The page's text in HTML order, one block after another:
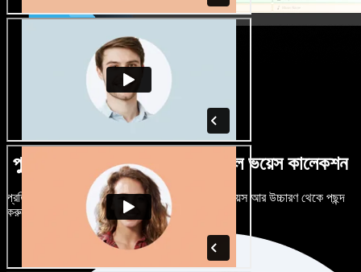
পুরুষ-নারী ভেদে নানান উচ্চারণে বিশাল ভয়েস কালেকশন
প্রতিটি প্রজেক্টকে আলাদা শোনাতে দিন। শত শত AI ভয়েস আর উচ্চারণ থেকে পছন্দ
করুন, নিজের মতো টিউন করুন।